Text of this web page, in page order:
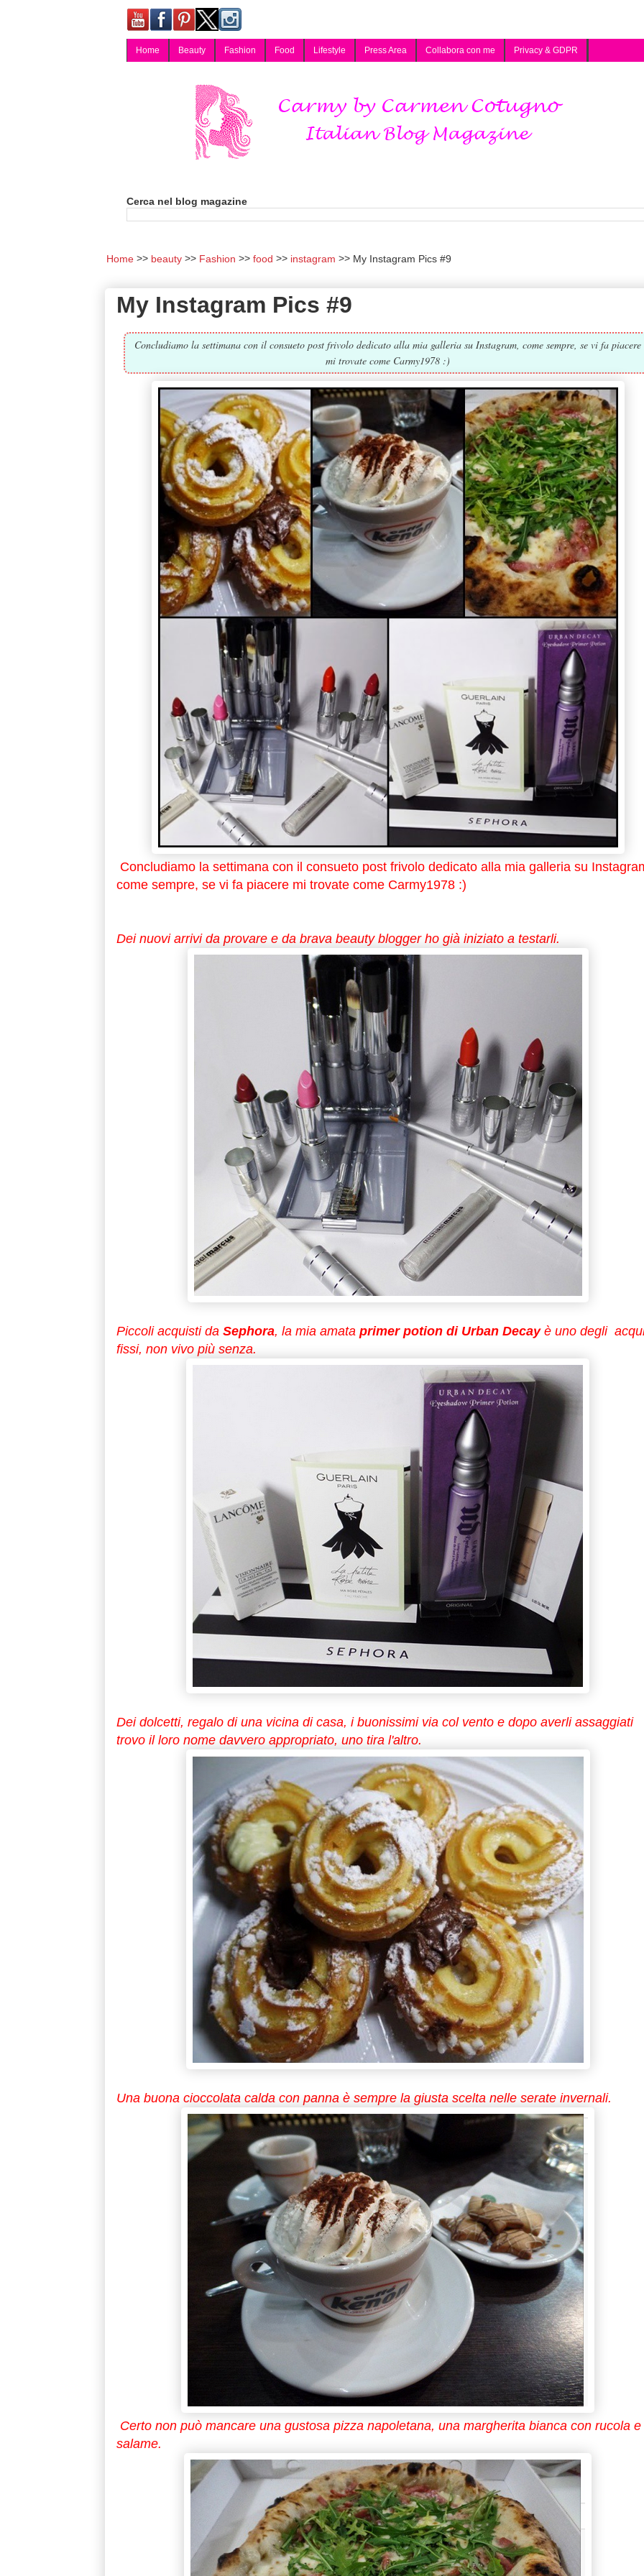
Home Beauty Fashion Food Lifestyle Press Area Collabora con me Privacy & GDPR
Cerca nel blog magazine
Home beauty Fashion food instagram My Instagram Pics #9
My Instagram Pics #9
Concludiamo la settimana con il consueto post frivolo dedicato alla mia galleria su Instagram, come sempre, se vi fa piacere
mi trovate come Carmy1978 :)
Concludiamo la settimana con il consueto post frivolo dedicato alla mia galleria su
come sempre, se vi fa piacere mi trovate come Carmy1978 :)
Dei nuovi arrivi da provare e da brava beauty blogger ho già iniziato a testarli.
Piccoli acquisti da Sephora, la mia amata primer potion di Urban Decayè uno degli
fissi, non vivo più senza.
Dei dolcetti, regalo di una vicina di casa, i buonissimi via col vento e dopo averli assaggiati
trovo il loro nome davvero appropriato, uno tira l'altro.
Una buona cioccolata calda con panna è sempre la giusta scelta nelle serate invernali.
Certo non può mancare una gustosa pizza napoletana, una margherita bianca con rucola e
salame.